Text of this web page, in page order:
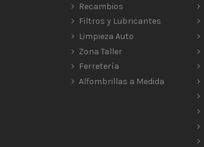
Recambios
Filtros y Lubricantes
Limpieza Auto
Zona Taller
Ferretería
Alfombrillas a Medida